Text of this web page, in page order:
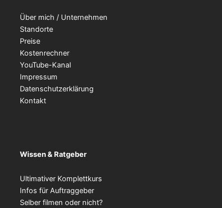
Über mich / Unternehmen
Standorte
Preise
Kostenrechner
YouTube-Kanal
Impressum
Datenschutzerklärung
Kontakt
Wissen & Ratgeber
Ultimativer Komplettkurs
Infos für Auftraggeber
Selber filmen oder nicht?